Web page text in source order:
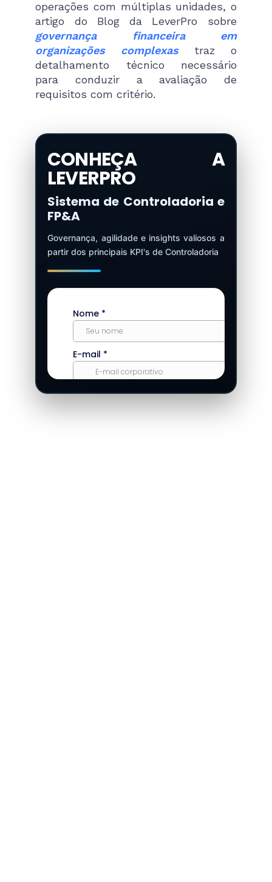
operações com múltiplas unidades, o
artigo do Blog da LeverPro sobre
governança financeira em
organizações complexastraz o
detalhamento técnico necessário
para conduzir a avaliação de
requisitos com critério.
CONHEÇA A
LEVERPRO
Sistema de Controladoria e
FP&A
Governança, agilidade e insights valiosos a
partir dos principais KPI's de Controladoria